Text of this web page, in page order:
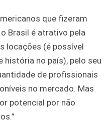
que fizeram
Brasil é atrativo pela
locações (é possível
história no país), pelo seu
de profissionais
no mercado. Mas
potencial por não